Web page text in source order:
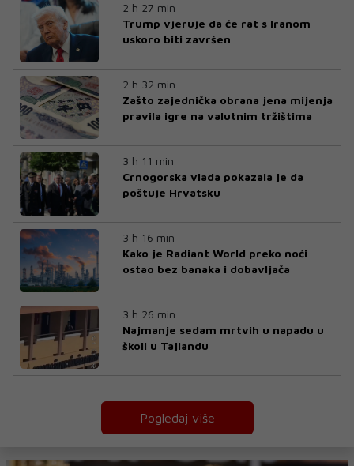
2 h 27 min
Trump vjeruje da će rat s Iranom
uskoro biti završen
2 h 32 min
Zašto zajednička obrana jena mijenja
pravila igre na valutnim tržištima
3 h 11 min
Crnogorska vlada pokazala je da
poštuje Hrvatsku
3 h 16 min
Kako je Radiant World preko noći
ostao bez banaka i dobavljača
3 h 26 min
Najmanje sedam mrtvih u napadu u
školi u Tajlandu
Pogledaj više